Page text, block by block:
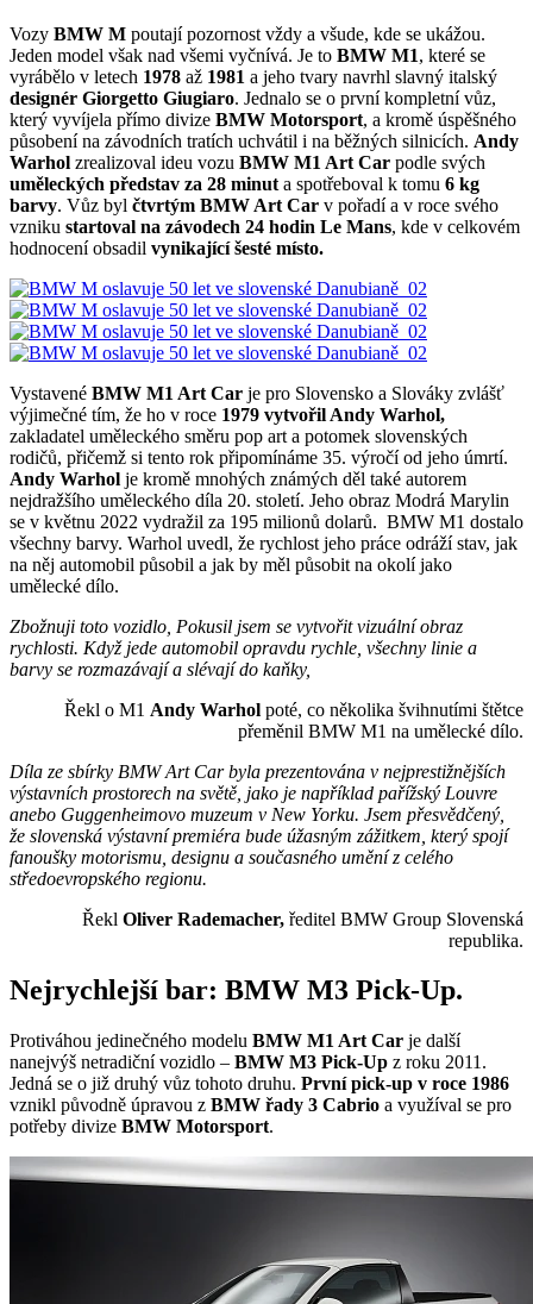
Vozy BMW M poutají pozornost vždy a všude, kde se ukážou.
Jeden model však nad všemi vyčnívá. Je to BMW M1, které se
vyrábělo v letech 1978 až 1981 a jeho tvary navrhl slavný italský
designér Giorgetto Giugiaro. Jednalo se o první kompletní vůz,
který vyvíjela přímo divize BMW Motorsport, a kromě úspěšného
působení na závodních tratích uchvátil i na běžných silnicích. Andy
Warhol zrealizoval ideu vozu BMW M1 Art Car podle svých
uměleckých představ za 28 minut a spotřeboval k tomu 6 kg
barvy. Vůz byl čtvrtým BMW Art Car v pořadí a v roce svého
vzniku startoval na závodech 24 hodin Le Mans, kde v celkovém
hodnocení obsadil vynikající šesté místo.
Vystavené BMW M1 Art Car je pro Slovensko a Slováky zvlášť
výjimečné tím, že ho v roce 1979 vytvořil Andy Warhol,
zakladatel uměleckého směru pop art a potomek slovenských
rodičů, přičemž si tento rok připomínáme 35. výročí od jeho úmrtí.
Andy Warhol je kromě mnohých známých děl také autorem
nejdražšího uměleckého díla 20. století. Jeho obraz Modrá Marylin
se v květnu 2022 vydražil za 195 milionů dolarů. BMW M1 dostalo
všechny barvy. Warhol uvedl, že rychlost jeho práce odráží stav, jak
na něj automobil působil a jak by měl působit na okolí jako
umělecké dílo.
Zbožnuji toto vozidlo, Pokusil jsem se vytvořit vizuální obraz
rychlosti. Když jede automobil opravdu rychle, všechny linie a
barvy se rozmazávají a slévají do kaňky,
Řekl o M1 Andy Warhol poté, co několika švihnutími štětce
přeměnil BMW M1 na umělecké dílo.
Díla ze sbírky BMW Art Car byla prezentována v nejprestižnějších
výstavních prostorech na světě, jako je například pařížský Louvre
anebo Guggenheimovo muzeum v New Yorku. Jsem přesvědčený,
že slovenská výstavní premiéra bude úžasným zážitkem, který spojí
fanoušky motorismu, designu a současného umění z celého
středoevropského regionu.
Řekl Oliver Rademacher, ředitel BMW Group Slovenská
republika.
Nejrychlejší bar: BMW M3 Pick-Up.
Protiváhou jedinečného modelu BMW M1 Art Car je další
nanejvýš netradiční vozidlo – BMW M3 Pick-Up z roku 2011.
Jedná se o již druhý vůz tohoto druhu. První pick-up v roce 1986
vznikl původně úpravou z BMW řady 3 Cabrio a využíval se pro
potřeby divize BMW Motorsport.